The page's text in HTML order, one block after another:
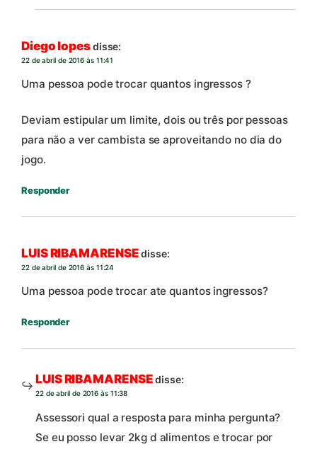
Diego lopesdisse:
22 de abril de 2016 às 11:41
Uma pessoa pode trocar quantos ingressos ?
Deviam estipular um limite, dois ou três por pessoas
para não a ver cambista se aproveitando no dia do
jogo.
Responder
LUIS RIBAMARENSEdisse:
22 de abril de 2016 às 11:24
Uma pessoa pode trocar ate quantos ingressos?
Responder
LUIS RIBAMARENSEdisse:
22 de abril de 2016 às 11:38
Assessori qual a resposta para minha pergunta?
Se eu posso levar 2kg d alimentos e trocar por